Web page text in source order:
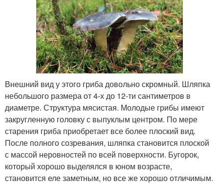
Внешний вид у этого гриба довольно скромный. Шляпка
небольшого размера от 4-х до 12-ти сантиметров в
диаметре. Структура мясистая. Молодые грибы имеют
закругленную головку с выпуклым центром. По мере
старения гриба приобретает все более плоский вид.
После полного созревания, шляпка становится плоской
с массой неровностей по всей поверхности. Бугорок,
который хорошо выделялся в юном возрасте,
становится еле заметным, но все же хорошо отличимым.